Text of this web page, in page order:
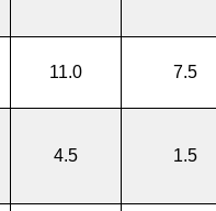
11.0 7.5
4.5 1.5